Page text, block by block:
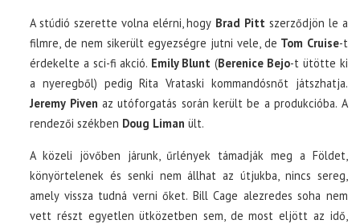
A stúdió szerette volna elérni, hogy Brad Pitt szerződjön le a
filmre, de nem sikerült egyezségre jutni vele, de Tom Cruise-t
érdekelte a sci-fi akció. Emily Blunt (Berenice Bejo-t ütötte ki
a nyeregből) pedig Rita Vrataski kommandósnőt játszhatja.
Jeremy Piven az utóforgatás során került be a produkcióba. A
rendezői székben Doug Liman ült.
A közeli jövőben járunk, űrlények támadják meg a Földet,
könyörtelenek és senki nem állhat az útjukba, nincs sereg,
amely vissza tudná verni őket. Bill Cage alezredes soha nem
vett részt egyetlen ütközetben sem, de most eljött az idő,